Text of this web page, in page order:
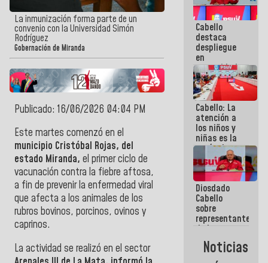
La inmunización forma parte de un
convenio con la Universidad Simón
Rodríguez
Gobernación de Miranda
Publicado: 16/06/2026 04:04 PM
Este martes comenzó en el
municipio Cristóbal Rojas, del
estado Miranda, el primer ciclo de
vacunación contra la fiebre aftosa,
a fin de prevenir la enfermedad viral
que afecta a los animales de los
rubros bovinos, porcinos, ovinos y
caprinos.
La actividad se realizó en el sector
para el
diálogo: ¡Un
extraordinario
equipo
político!
Cabello
destaca
despliegue
en
comunidades
ante
contingencia
eléctrica:
¡Esta
batalla
también la
vamos a
ganar!
Cabello: La
atención a
los niños y
niñas es la
razón de ser
del Gobierno
Nacional
Diosdado
Cabello
sobre
representantes
de la
Revolución
en la mesa
de Diálogo:
Noticias